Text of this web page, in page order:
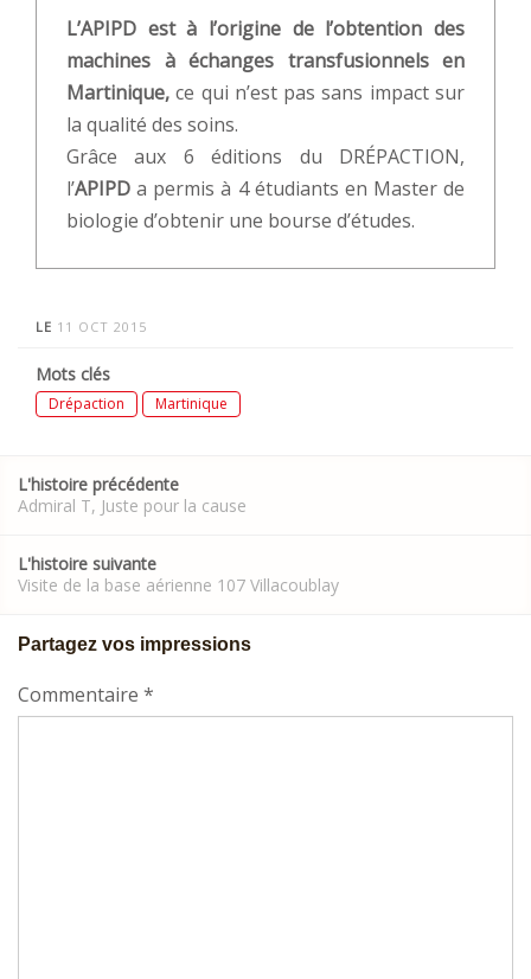
L’APIPD est à l’origine de l’obtention des
machines à échanges transfusionnels en
Martinique,ce qui n’est pas sans impact sur
la qualité des soins.
Grâce aux 6 éditions du DRÉPACTION,
l’APIPD a permis à 4 étudiants en Master de
biologie d’obtenir une bourse d’études.
LE 11 OCT 2015
Mots clés
Drépaction Martinique
navigation
L'histoire précédente
Admiral T, Juste pour la cause
L'histoire suivante
Visite de la base aérienne 107 Villacoublay
Partagez vos impressions
Commentaire *